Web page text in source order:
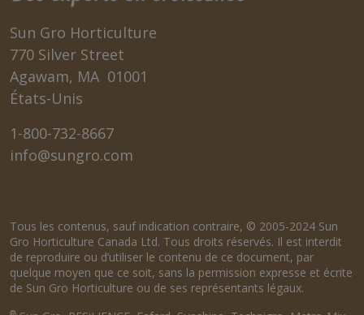
Sun Gro Horticulture
770 Silver Street
Agawam, MA 01001
États-Unis
1-800-732-8667
info@sungro.com
Tous les contenus, sauf indication contraire, © 2005-2024 Sun
Gro Horticulture Canada Ltd. Tous droits réservés. Il est interdit
de reproduire ou d’utiliser le contenu de ce document, par
quelque moyen que ce soit, sans la permission expresse et écrite
de Sun Gro Horticulture ou de ses représentants légaux.